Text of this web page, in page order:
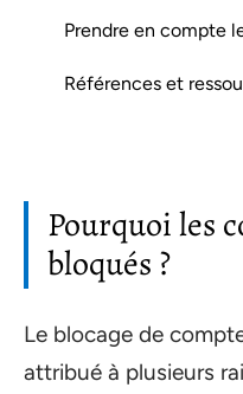
Prendre en compte
Références et
Pourquoi les
bloqués ?
Le blocage de
attribué à plusieurs